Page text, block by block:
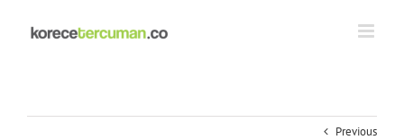
content
Previous